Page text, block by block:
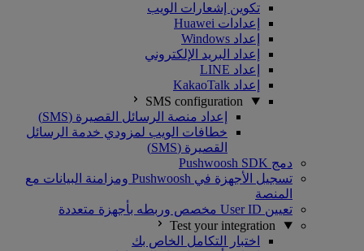
تكوين إشعارات الويب
إعدادات Huawei
إعداد Windows
إعداد البريد الإلكتروني
إعداد LINE
إعداد KakaoTalk
SMS configuration
إعداد منصة الرسائل القصيرة (SMS)
خطافات الويب لمزودي خدمة الرسائل
القصيرة (SMS)
دمج Pushwoosh SDK
تسجيل الأجهزة في Pushwoosh ومزامنة البيانات مع
المنصة
تعيين User ID مخصص وربطه بأجهزة متعددة
Test your integration
اختبار التكامل الخاص بك